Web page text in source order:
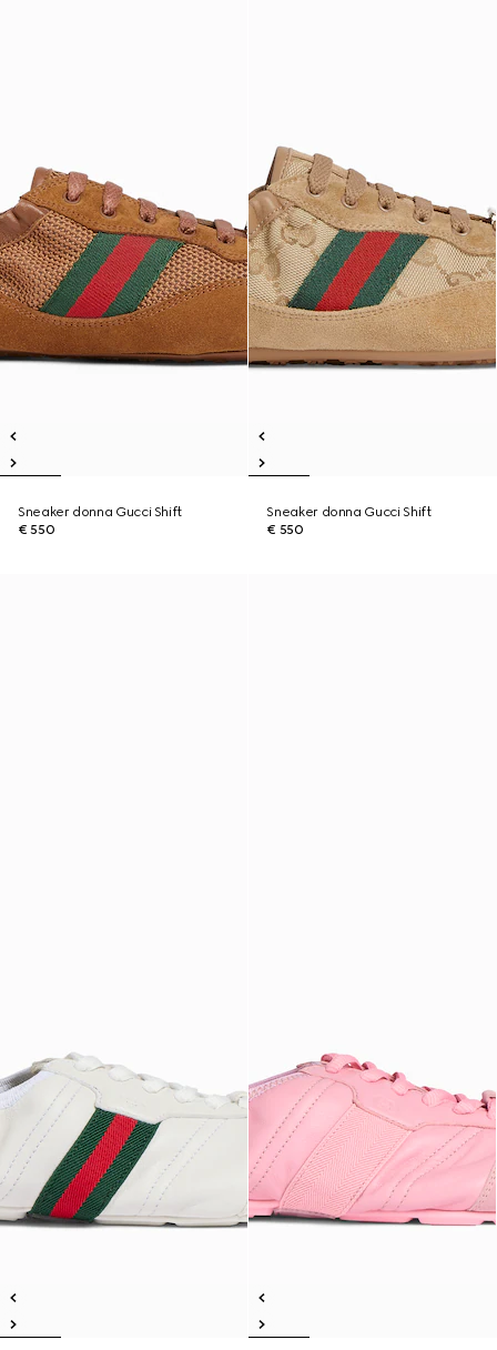
Sneaker donna Gucci Shift
€ 550
Sneaker donna Gucci Shift
€ 550